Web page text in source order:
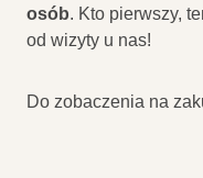
osób. Kto pierwszy,
od wizyty u nas!
Do zobaczenia na